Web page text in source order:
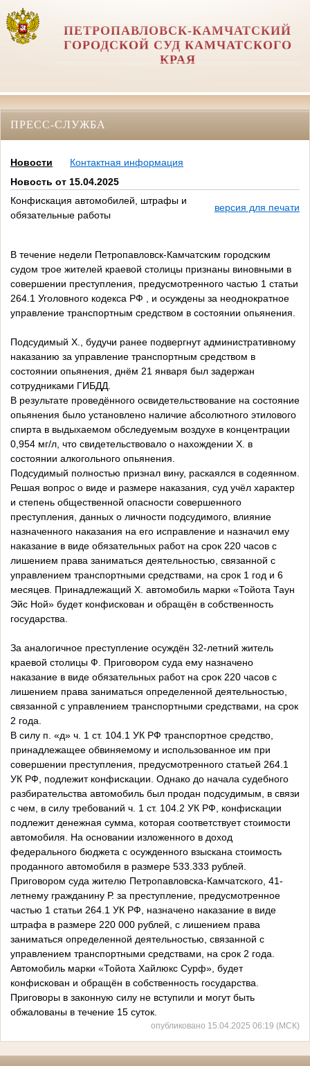
ПЕТРОПАВЛОВСК-КАМЧАТСКИЙ
ГОРОДСКОЙ СУД КАМЧАТСКОГО
КРАЯ
ПРЕСС-СЛУЖБА
Новости
Контактная информация
Новость от 15.04.2025
Конфискация автомобилей, штрафы и
обязательные работы
версия для печати
В течение недели Петропавловск-Камчатским городским
судом трое жителей краевой столицы признаны виновными в
совершении преступления, предусмотренного частью 1 статьи
264.1 Уголовного кодекса РФ , и осуждены за неоднократное
управление транспортным средством в состоянии опьянения.
Подсудимый Х., будучи ранее подвергнут административному
наказанию за управление транспортным средством в
состоянии опьянения, днём 21 января был задержан
сотрудниками ГИБДД.
В результате проведённого освидетельствование на состояние
опьянения было установлено наличие абсолютного этилового
спирта в выдыхаемом обследуемым воздухе в концентрации
0,954 мг/л, что свидетельствовало о нахождении Х. в
состоянии алкогольного опьянения.
Подсудимый полностью признал вину, раскаялся в содеянном.
Решая вопрос о виде и размере наказания, суд учёл характер
и степень общественной опасности совершенного
преступления, данных о личности подсудимого, влияние
назначенного наказания на его исправление и назначил ему
наказание в виде обязательных работ на срок 220 часов с
лишением права заниматься деятельностью, связанной с
управлением транспортными средствами, на срок 1 год и 6
месяцев. Принадлежащий Х. автомобиль марки «Тойота Таун
Эйс Ной» будет конфискован и обращён в собственность
государства.
За аналогичное преступление осуждён 32-летний житель
краевой столицы Ф. Приговором суда ему назначено
наказание в виде обязательных работ на срок 220 часов с
лишением права заниматься определенной деятельностью,
связанной с управлением транспортными средствами, на срок
2 года.
В силу п. «д» ч. 1 ст. 104.1 УК РФ транспортное средство,
принадлежащее обвиняемому и использованное им при
совершении преступления, предусмотренного статьей 264.1
УК РФ, подлежит конфискации. Однако до начала судебного
разбирательства автомобиль был продан подсудимым, в связи
с чем, в силу требований ч. 1 ст. 104.2 УК РФ, конфискации
подлежит денежная сумма, которая соответствует стоимости
автомобиля. На основании изложенного в доход
федерального бюджета с осужденного взыскана стоимость
проданного автомобиля в размере 533.333 рублей.
Приговором суда жителю Петропавловска-Камчатского, 41-
летнему гражданину Р. за преступление, предусмотренное
частью 1 статьи 264.1 УК РФ, назначено наказание в виде
штрафа в размере 220 000 рублей, с лишением права
заниматься определенной деятельностью, связанной с
управлением транспортными средствами, на срок 2 года.
Автомобиль марки «Тойота Хайлюкс Сурф», будет
конфискован и обращён в собственность государства.
Приговоры в законную силу не вступили и могут быть
обжалованы в течение 15 суток.
опубликовано 15.04.2025 06:19 (МСК)